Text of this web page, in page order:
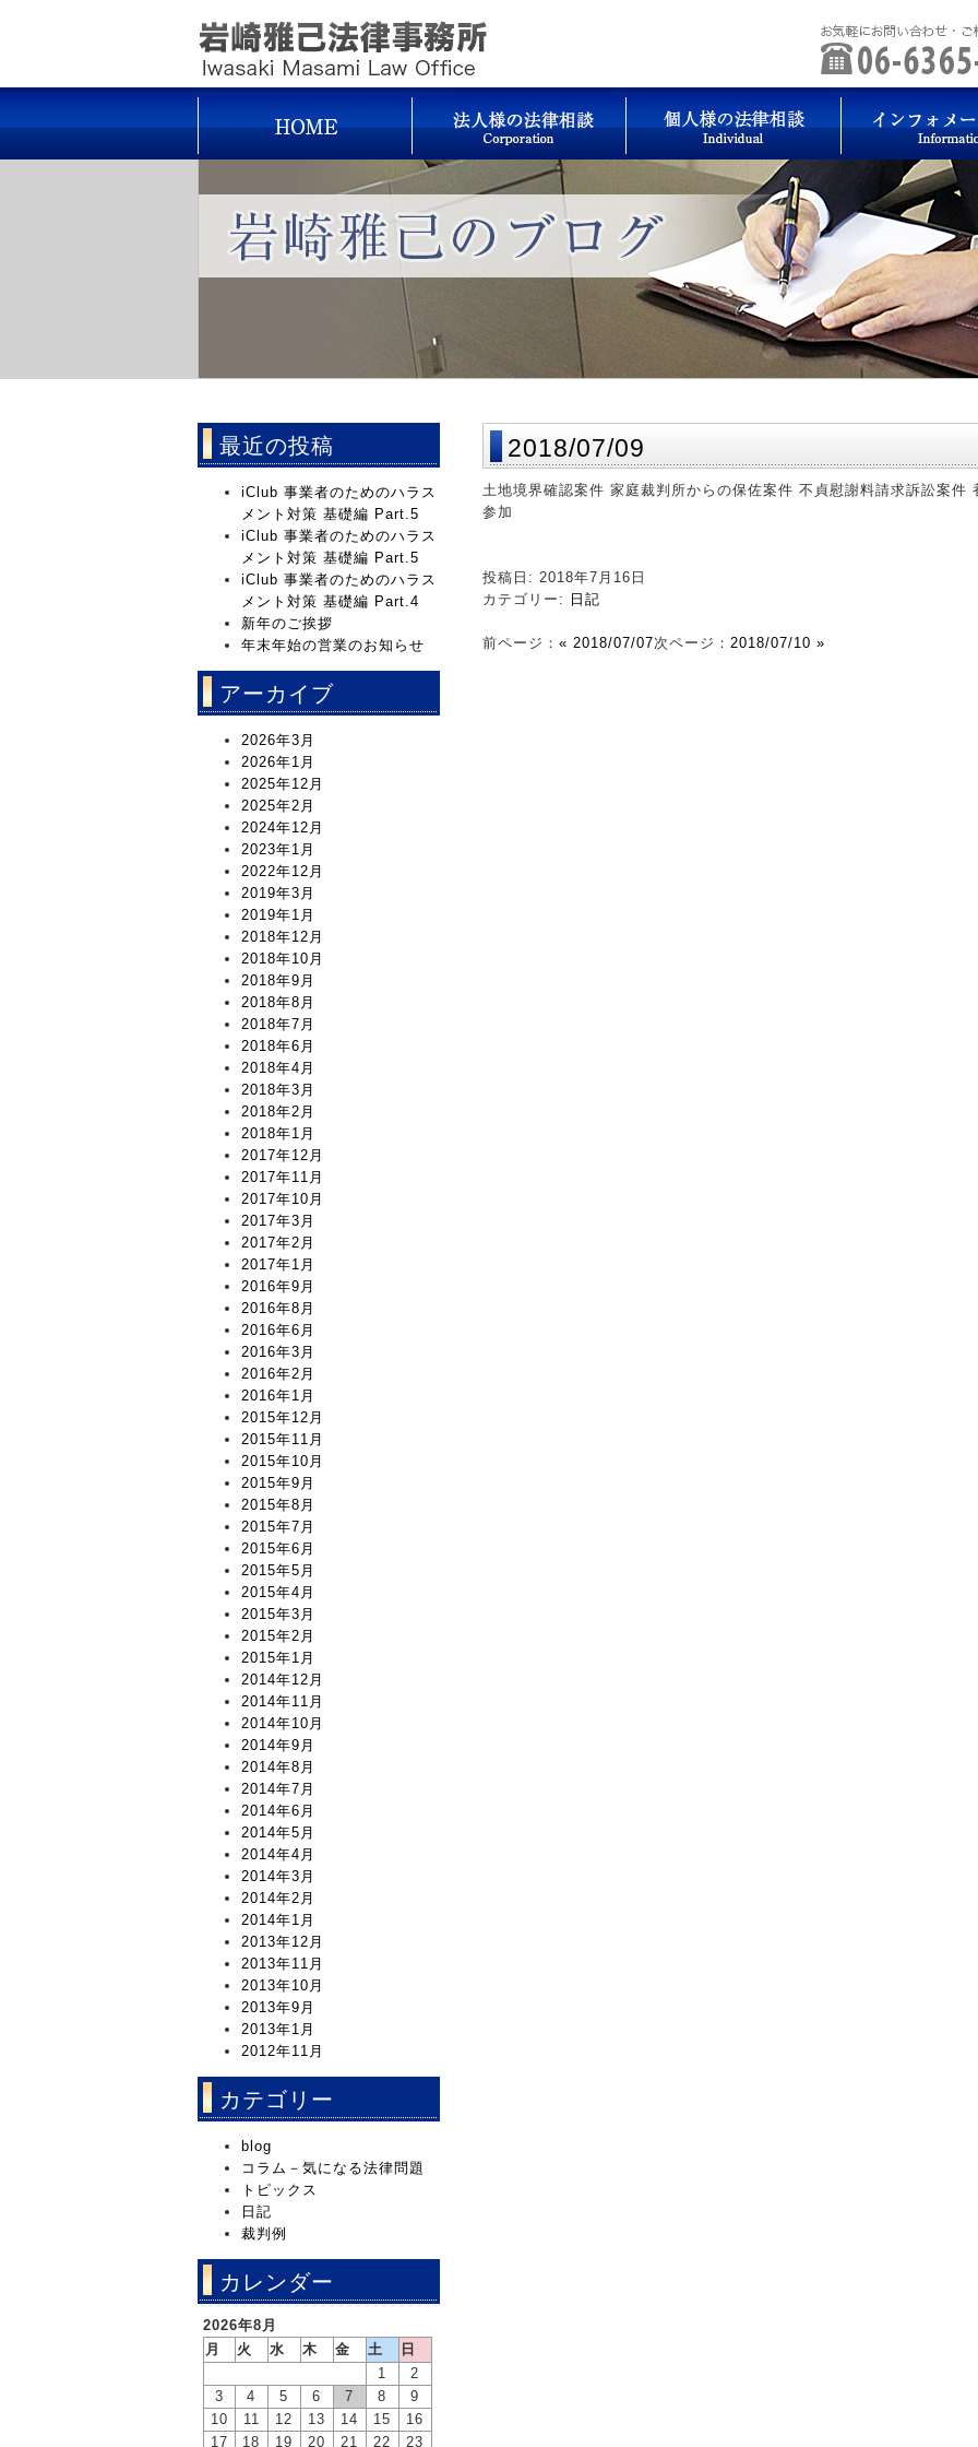
2018/07/09
土地境界確認案件 家庭裁判所からの保佐案件 不貞慰謝料請求訴訟案件
参加
投稿日: 2018年7月16日
カテゴリー:
日記
前ページ： « 2018/07/07次ページ： 2018/07/10 »
最近の投稿
iClub 事業者のためのハラス
メント対策 基礎編 Part.5
iClub 事業者のためのハラス
メント対策 基礎編 Part.5
iClub 事業者のためのハラス
メント対策 基礎編 Part.4
新年のご挨拶
年末年始の営業のお知らせ
アーカイブ
2026年3月
2026年1月
2025年12月
2025年2月
2024年12月
2023年1月
2022年12月
2019年3月
2019年1月
2018年12月
2018年10月
2018年9月
2018年8月
2018年7月
2018年6月
2018年4月
2018年3月
2018年2月
2018年1月
2017年12月
2017年11月
2017年10月
2017年3月
2017年2月
2017年1月
2016年9月
2016年8月
2016年6月
2016年3月
2016年2月
2016年1月
2015年12月
2015年11月
2015年10月
2015年9月
2015年8月
2015年7月
2015年6月
2015年5月
2015年4月
2015年3月
2015年2月
2015年1月
2014年12月
2014年11月
2014年10月
2014年9月
2014年8月
2014年7月
2014年6月
2014年5月
2014年4月
2014年3月
2014年2月
2014年1月
2013年12月
2013年11月
2013年10月
2013年9月
2013年1月
2012年11月
カテゴリー
blog
コラム－気になる法律問題
トピックス
日記
裁判例
カレンダー
2026年8月
月
火 水 木 金 土
日
1
2
3
4 5 6 7 8
9
10
11 12 13 14 15
16
17
18 19 20 21 22 23